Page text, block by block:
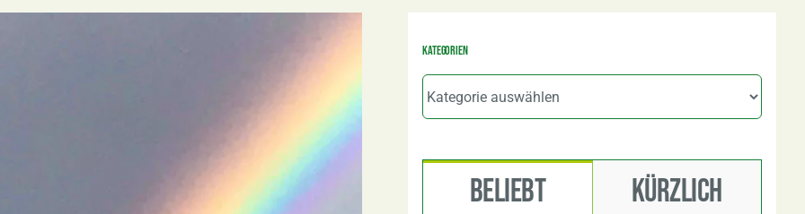
Kategorien
Kategorien
Beliebt Kürzlich